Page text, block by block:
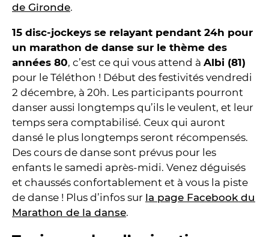
de Gironde.
15 disc-jockeys se relayant pendant 24h pour
un marathon de danse sur le thème des
années 80, c’est ce qui vous attend à Albi (81)
pour le Téléthon ! Début des festivités vendredi
2 décembre, à 20h. Les participants pourront
danser aussi longtemps qu’ils le veulent, et leur
temps sera comptabilisé. Ceux qui auront
dansé le plus longtemps seront récompensés.
Des cours de danse sont prévus pour les
enfants le samedi après-midi. Venez déguisés
et chaussés confortablement et à vous la piste
de danse ! Plus d’infos sur la page Facebook du
Marathon de la danse.